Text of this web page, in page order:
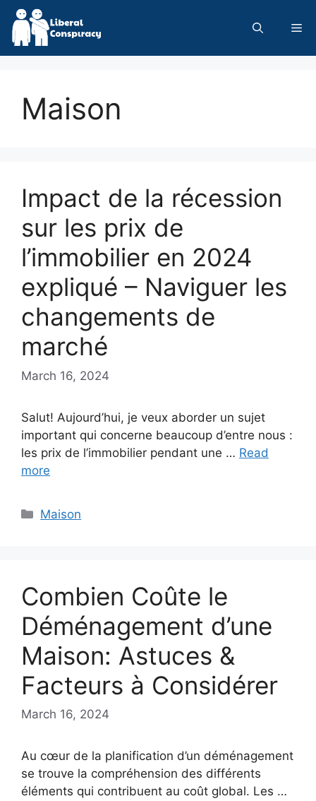
Skip
content
Maison
Impact de la récession
sur les prix de
l’immobilier en 2024
expliqué – Naviguer les
changements de
marché
March 16, 2024
Salut! Aujourd’hui, je veux aborder un sujet
important qui concerne beaucoup d’entre nous :
les prix de l’immobilier pendant une … Read
more
Categories
Maison
Combien Coûte le
Déménagement d’une
Maison: Astuces &
Facteurs à Considérer
March 16, 2024
Au cœur de la planification d’un déménagement
se trouve la compréhension des différents
éléments qui contribuent au coût global. Les …